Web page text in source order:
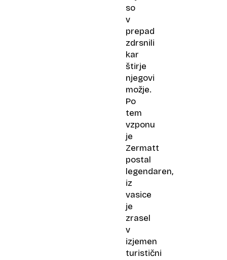
so
v
prepad
zdrsnili
kar
štirje
njegovi
možje.
Po
tem
vzponu
je
Zermatt
postal
legendaren,
iz
vasice
je
zrasel
v
izjemen
turistični